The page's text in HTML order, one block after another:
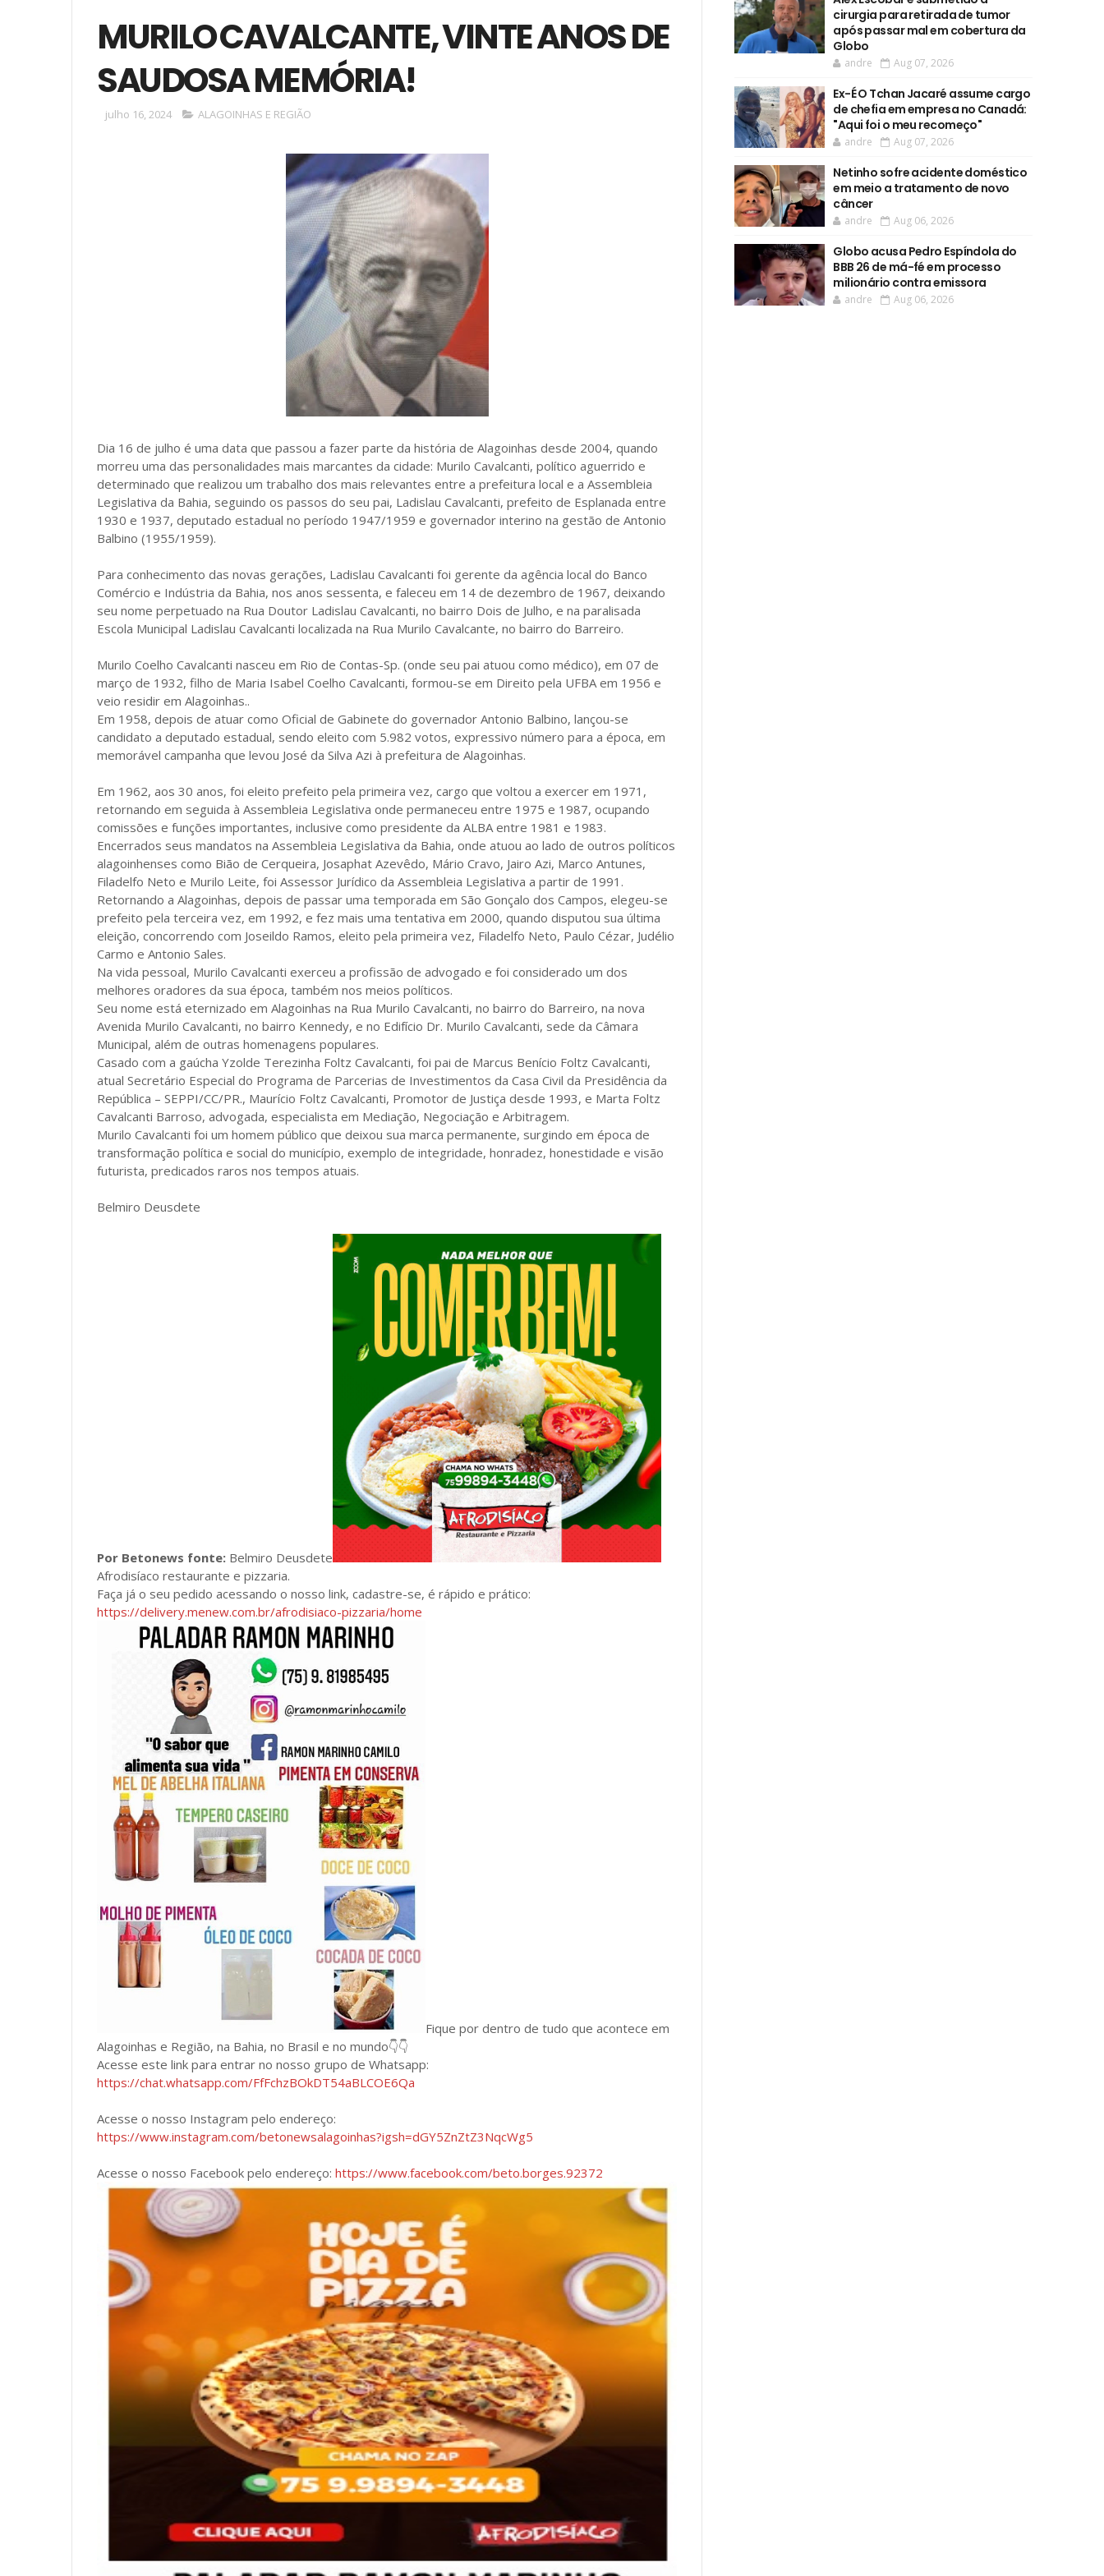
MURILO CAVALCANTE, VINTE ANOS DE
SAUDOSA MEMÓRIA!
julho 16, 2024 ALAGOINHAS E REGIÃO
Dia 16 de julho é uma data que passou a fazer parte da história de Alagoinhas desde 2004, quando
morreu uma das personalidades mais marcantes da cidade: Murilo Cavalcanti, político aguerrido e
determinado que realizou um trabalho dos mais relevantes entre a prefeitura local e a Assembleia
Legislativa da Bahia, seguindo os passos do seu pai, Ladislau Cavalcanti, prefeito de Esplanada entre
1930 e 1937, deputado estadual no período 1947/1959 e governador interino na gestão de Antonio
Balbino (1955/1959).
Para conhecimento das novas gerações, Ladislau Cavalcanti foi gerente da agência local do Banco
Comércio e Indústria da Bahia, nos anos sessenta, e faleceu em 14 de dezembro de 1967, deixando
seu nome perpetuado na Rua Doutor Ladislau Cavalcanti, no bairro Dois de Julho, e na paralisada
Escola Municipal Ladislau Cavalcanti localizada na Rua Murilo Cavalcante, no bairro do Barreiro.
Murilo Coelho Cavalcanti nasceu em Rio de Contas-Sp. (onde seu pai atuou como médico), em 07 de
março de 1932, filho de Maria Isabel Coelho Cavalcanti, formou-se em Direito pela UFBA em 1956 e
veio residir em Alagoinhas..
Em 1958, depois de atuar como Oficial de Gabinete do governador Antonio Balbino, lançou-se
candidato a deputado estadual, sendo eleito com 5.982 votos, expressivo número para a época, em
memorável campanha que levou José da Silva Azi à prefeitura de Alagoinhas.
Em 1962, aos 30 anos, foi eleito prefeito pela primeira vez, cargo que voltou a exercer em 1971,
retornando em seguida à Assembleia Legislativa onde permaneceu entre 1975 e 1987, ocupando
comissões e funções importantes, inclusive como presidente da ALBA entre 1981 e 1983.
Encerrados seus mandatos na Assembleia Legislativa da Bahia, onde atuou ao lado de outros políticos
alagoinhenses como Bião de Cerqueira, Josaphat Azevêdo, Mário Cravo, Jairo Azi, Marco Antunes,
Filadelfo Neto e Murilo Leite, foi Assessor Jurídico da Assembleia Legislativa a partir de 1991.
Retornando a Alagoinhas, depois de passar uma temporada em São Gonçalo dos Campos, elegeu-se
prefeito pela terceira vez, em 1992, e fez mais uma tentativa em 2000, quando disputou sua última
eleição, concorrendo com Joseildo Ramos, eleito pela primeira vez, Filadelfo Neto, Paulo Cézar, Judélio
Carmo e Antonio Sales.
Na vida pessoal, Murilo Cavalcanti exerceu a profissão de advogado e foi considerado um dos
melhores oradores da sua época, também nos meios políticos.
Seu nome está eternizado em Alagoinhas na Rua Murilo Cavalcanti, no bairro do Barreiro, na nova
Avenida Murilo Cavalcanti, no bairro Kennedy, e no Edifício Dr. Murilo Cavalcanti, sede da Câmara
Municipal, além de outras homenagens populares.
Casado com a gaúcha Yzolde Terezinha Foltz Cavalcanti, foi pai de Marcus Benício Foltz Cavalcanti,
atual Secretário Especial do Programa de Parcerias de Investimentos da Casa Civil da Presidência da
República – SEPPI/CC/PR., Maurício Foltz Cavalcanti, Promotor de Justiça desde 1993, e Marta Foltz
Cavalcanti Barroso, advogada, especialista em Mediação, Negociação e Arbitragem.
Murilo Cavalcanti foi um homem público que deixou sua marca permanente, surgindo em época de
transformação política e social do município, exemplo de integridade, honradez, honestidade e visão
futurista, predicados raros nos tempos atuais.
Belmiro Deusdete
Por Betonews fonte: Belmiro Deusdete
Afrodisíaco restaurante e pizzaria.
Faça já o seu pedido acessando o nosso link, cadastre-se, é rápido e prático:
https://delivery.menew.com.br/afrodisiaco-pizzaria/home
Fique por dentro de tudo que acontece em
Alagoinhas e Região, na Bahia, no Brasil e no mundo👇👇
Acesse este link para entrar no nosso grupo de Whatsapp:
https://chat.whatsapp.com/FfFchzBOkDT54aBLCOE6Qa
Acesse o nosso Instagram pelo endereço:
https://www.instagram.com/betonewsalagoinhas?igsh=dGY5ZnZtZ3NqcWg5
Acesse o nosso Facebook pelo endereço: https://www.facebook.com/beto.borges.92372
cirurgia para retirada de tumor
após passar mal em cobertura da
Globo
andre Aug 07, 2026
Ex-É O Tchan Jacaré assume cargo
de chefia em empresa no Canadá:
"Aqui foi o meu recomeço"
andre Aug 07, 2026
Netinho sofre acidente doméstico
em meio a tratamento de novo
câncer
andre Aug 06, 2026
Globo acusa Pedro Espíndola do
BBB 26 de má-fé em processo
milionário contra emissora
andre Aug 06, 2026